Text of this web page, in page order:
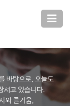
바탕으로, 오늘도
서고 있습니다.
와 즐거움,